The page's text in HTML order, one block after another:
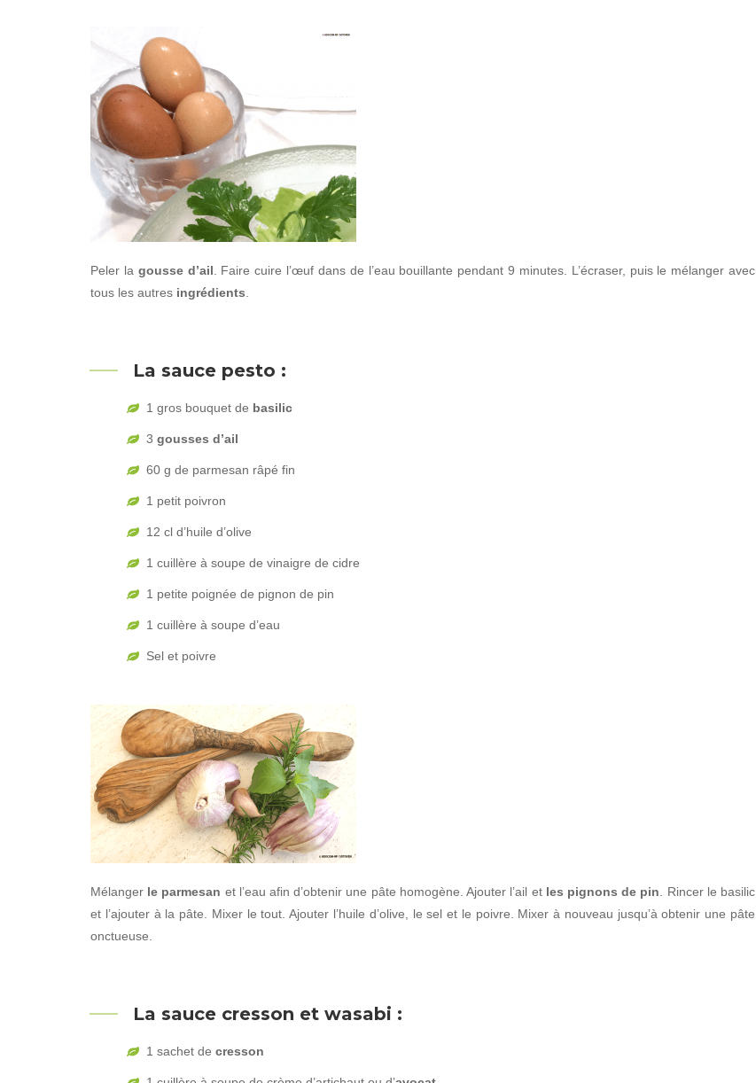
Peler la gousse d’ail . Faire cuire l’œuf dans de l’eau bouillante pendant 9 minutes. L’écraser, puis le mélanger avec
tous les autres ingrédients
La sauce pesto :
1 gros bouquet de basilic
3 gousses d’ail
60 g de parmesan râpé fin
1 petit poivron
12 cl d’huile d’olive
1 cuillère à soupe de vinaigre de cidre
1 petite poignée de pignon de pin
1 cuillère à soupe d’eau
Sel et poivre
Mélanger le parmesan et l’eau afin d’obtenir une pâte homogène. Ajouter l’ail etles pignons de pin . Rincer le basilic
et l’ajouter à la pâte. Mixer le tout. Ajouter l’huile d’olive, le sel et le poivre. Mixer à nouveau jusqu’à obtenir une pâte
onctueuse.
La sauce cresson et wasabi :
1 sachet de cresson